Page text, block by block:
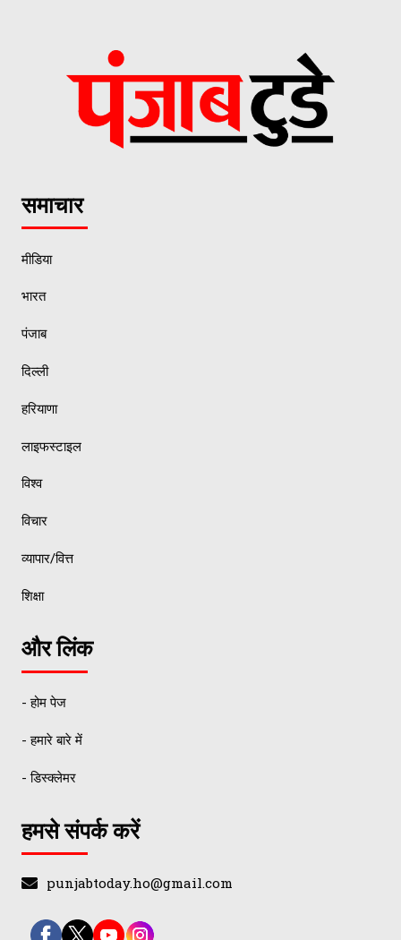
समाचार
मीडिया
भारत
पंजाब
दिल्ली
हरियाणा
लाइफस्टाइल
विश्व
विचार
व्यापार/वित्त
शिक्षा
और लिंक
- होम पेज
- हमारे बारे में
- डिस्क्लेमर
हमसे संपर्क करें
punjabtoday.ho@gmail.com